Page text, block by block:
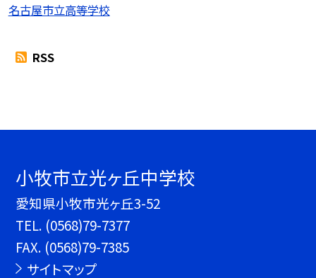
名古屋市立高等学校
RSS
小牧市立光ヶ丘中学校
愛知県小牧市光ヶ丘3-52
TEL. (0568)79-7377
FAX. (0568)79-7385
サイトマップ